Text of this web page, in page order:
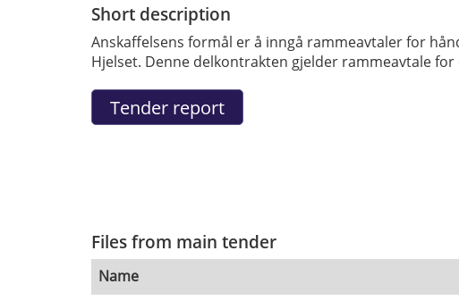
Short description
Anskaffelsens formål er å inngå rammeavtaler for
Hjelset. Denne delkontrakten gjelder rammeavtale
Files from main tender
Name